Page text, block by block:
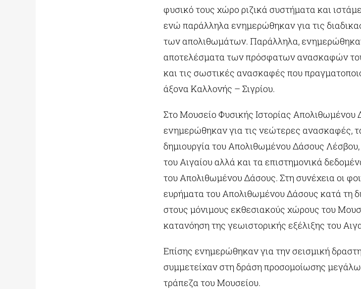
φυσικό τους χώρο ριζικά συστήματα και
ενώ παράλληλα ενημερώθηκαν για τις
των απολιθωμάτων. Παράλληλα,
αποτελέσματα των πρόσφατων ανασκαφών
και τις σωστικές ανασκαφές που
άξονα Καλλονής – Σιγρίου.
Στο Μουσείο Φυσικής Ιστορίας Απολιθωμένου
ενημερώθηκαν για τις νεώτερες ανασκαφές,
δημιουργία του Απολιθωμένου Δάσους
του Αιγαίου αλλά και τα επιστημονικά
του Απολιθωμένου Δάσους. Στη συνέχεια οι
ευρήματα του Απολιθωμένου Δάσους κατά τη
στους μόνιμους εκθεσιακούς χώρους του
κατανόηση της γεωιστορικής εξέλιξης του
Επίσης ενημερώθηκαν για την σεισμική
συμμετείχαν στη δράση προσομοίωσης
τράπεζα του Μουσείου.